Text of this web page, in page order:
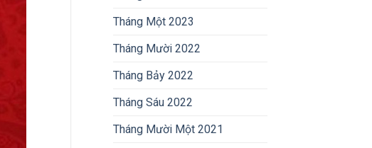
Tháng Một 2023
Tháng Mười 2022
Tháng Bảy 2022
Tháng Sáu 2022
Tháng Mười Một 2021